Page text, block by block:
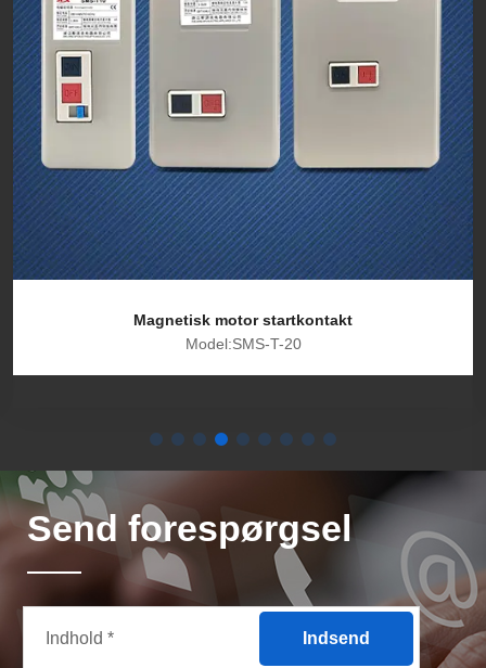
Magnetisk motor startkontakt
Model:SMS-T-20
Send forespørgsel
Indsend